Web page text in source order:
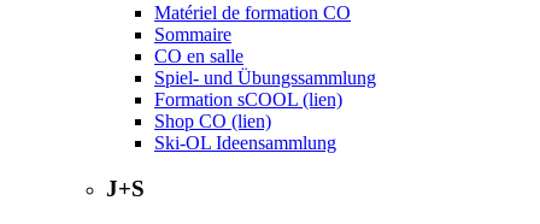
Matériel de formation CO
Sommaire
CO en salle
Spiel- und Übungssammlung
Formation sCOOL (lien)
Shop CO (lien)
Ski-OL Ideensammlung
J+S